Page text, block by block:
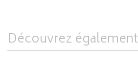
Découvrez également